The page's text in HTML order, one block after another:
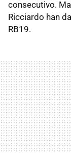
consecutivo.
Ricciardo han
RB19.